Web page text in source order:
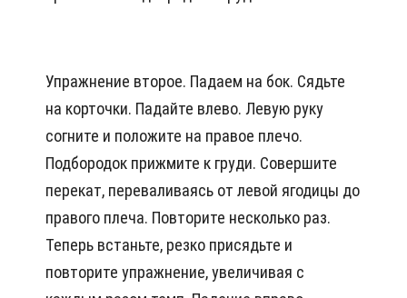
Упражнение второе. Падаем на бок. Сядьте
на корточки. Падайте влево. Левую руку
согните и положите на правое плечо.
Подбородок прижмите к груди. Совершите
перекат, переваливаясь от левой ягодицы до
правого плеча. Повторите несколько раз.
Теперь встаньте, резко присядьте и
повторите упражнение, увеличивая с